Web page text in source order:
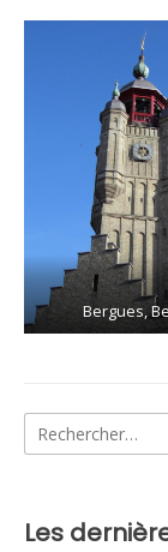
Bergues,
Rechercher :
Les